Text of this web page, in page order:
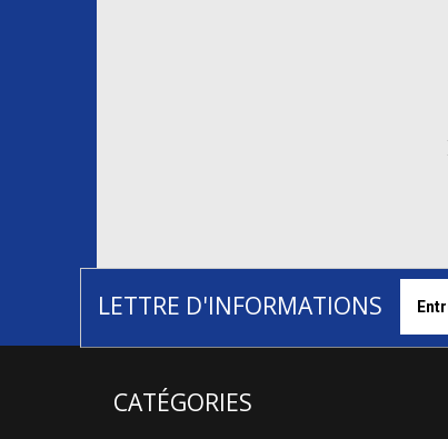
LETTRE D'INFORMATIONS
CATÉGORIES